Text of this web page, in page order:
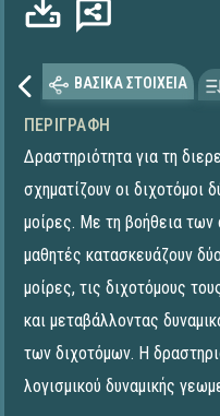
ΒΑΣΙΚΑ ΣΤΟΙΧΕΙΑ
ΠΕΡΙΓΡΑΦΉ
Δραστηριότητα για τη
σχηματίζουν οι διχοτόμοι
μοίρες. Με τη βοήθεια των
μαθητές κατασκευάζουν
μοίρες, τις διχοτόμους
και μεταβάλλοντας
των διχοτόμων. Η
λογισμικού δυναμικής